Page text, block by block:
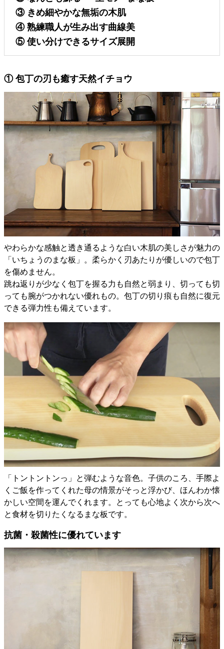
③ きめ細やかな無垢の木肌
④ 熟練職人が生み出す曲線美
⑤ 使い分けできるサイズ展開
① 包丁の刃も癒す天然イチョウ
やわらかな感触と透き通るような白い木肌の美しさが魅力の
「いちょうのまな板」。柔らかく刃あたりが優しいので包丁
を傷めません。
跳ね返りが少なく包丁を握る力も自然と弱まり、切っても切
っても腕がつかれない優れもの。包丁の切り痕も自然に復元
できる弾力性も備えています。
「トントントンっ」と弾むような音色。子供のころ、手際よ
くご飯を作ってくれた母の情景がそっと浮かび、ほんわか懐
かしい空間を運んでくれます。とっても心地よく次から次へ
と食材を切りたくなるまな板です。
抗菌・殺菌性に優れています